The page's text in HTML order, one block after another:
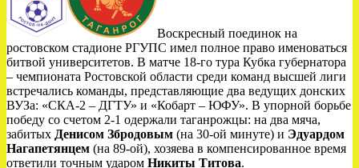
Воскресный поединок на
ростовском стадионе РГУПС имел полное право именоваться
битвой университетов. В матче 18-го тура Кубка губернатора
– чемпионата Ростовской области среди команд высшей лиги
встречались команды, представляющие два ведущих донских
ВУЗа: «СКА-2 – ДГТУ» и «Кобарт – ЮФУ». В упорной борьбе
победу со счетом 2-1 одержали таганрожцы: на два мяча,
забитых Денисом Збродовым (на 30-ой минуте) и Эдуардом
Нагапетянцем (на 89-ой), хозяева в компенсированное время
ответили точным ударом Никиты Титова.